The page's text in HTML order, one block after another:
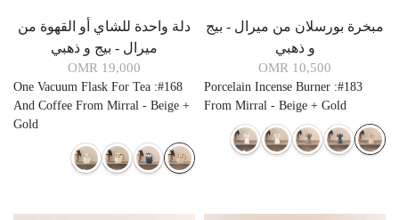
مبخرة بورسلان من ميرال - بيج
و ذهبي
10,500 OMR
#183
:
Porcelain Incense Burner
From Mirral - Beige + Gold
دلة واحدة للشاي أو القهوة من
ميرال - بيج و ذهبي
19,000 OMR
#168
:
One Vacuum Flask For Tea
And Coffee From Mirral - Beige +
Gold